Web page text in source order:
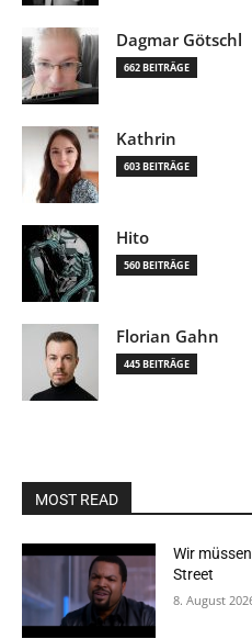
Dagmar Götschl
662 BEITRÄGE
Kathrin
603 BEITRÄGE
Hito
560 BEITRÄGE
Florian Gahn
445 BEITRÄGE
MOST READ
Wir
Street
8. August